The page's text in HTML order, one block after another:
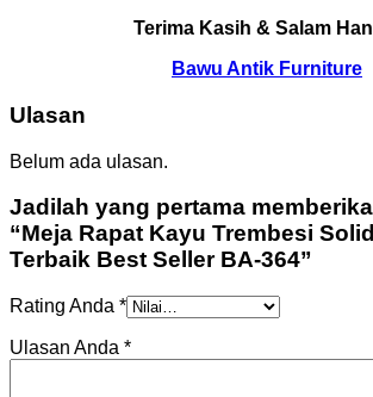
Terima Kasih & Salam
Bawu Antik Furniture
Ulasan
Belum ada ulasan.
Jadilah yang pertama
“Meja Rapat Kayu Trembesi
Terbaik Best Seller BA-364”
Rating Anda *
Ulasan Anda *